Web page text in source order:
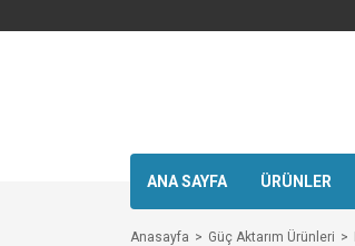
ANA SAYFA ÜRÜNLER
Anasayfa Güç Aktarım Ürünleri